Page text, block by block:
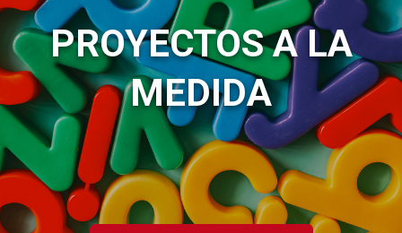
PROYECTOS A LA
MEDIDA